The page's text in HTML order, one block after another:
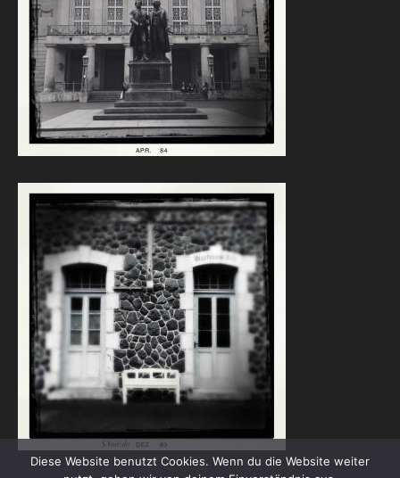
Diese Website benutzt Cookies. Wenn du die Website weiter